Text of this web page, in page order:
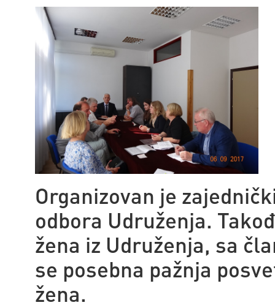
Organizovan je
odbora Udruženja.
žena iz Udruženja, sa
se posebna pažnja
žena.